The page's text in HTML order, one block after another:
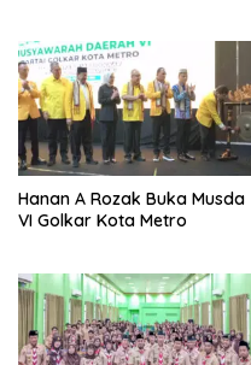
Hanan A Rozak Buka Musda
VI Golkar Kota Metro